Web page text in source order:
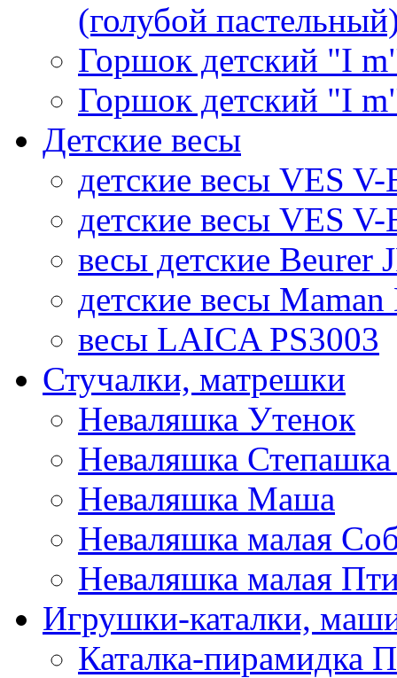
(голубой
Горшок детский "I
Горшок детский "I
Детские весы
детские весы VES
детские весы VES
весы детские Beurer
детские весы
весы LAICA PS3003
Стучалки, матрешки
Неваляшка Утенок
Неваляшка Степашка
Неваляшка Маша
Неваляшка малая
Неваляшка малая
Игрушки-каталки,
Каталка-пирамидка